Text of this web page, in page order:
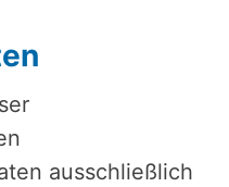
ausschließlich